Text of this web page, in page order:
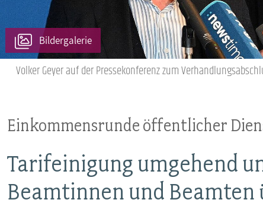
MITBESTIMMUNG
MITGLIEDSCHAFT & SERVICE
Bildergalerie
Volker Geyer auf der Pressekonferenz zum
Einkommensrunde öffentlicher
Tarifeinigung umgehend
Beamtinnen und